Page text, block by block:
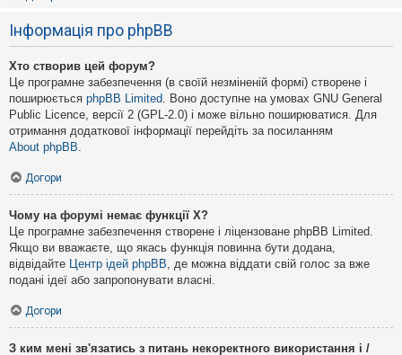
Інформація про phpBB
Хто створив цей форум?
Це програмне забезпечення (в своїй незміненій формі) створене і
поширюється phpBB Limited. Воно доступне на умовах GNU General
Public Licence, версії 2 (GPL-2.0) і може вільно поширюватися. Для
отримання додаткової інформації перейдіть за посиланням
About phpBB.
Догори
Чому на форумі немає функції X?
Це програмне забезпечення створене і ліцензоване phpBB Limited.
Якщо ви вважаєте, що якась функція повинна бути додана,
відвідайте Центр ідей phpBB, де можна віддати свій голос за вже
подані ідеї або запропонувати власні.
Догори
З ким мені зв'язатись з питань некоректного використання і /